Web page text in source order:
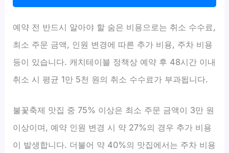
예약 전 반드시 알아야 할 숨은 비용으로는 취소 수수료,
최소 주문 금액, 인원 변경에 따른 추가 비용, 주차 비용
등이 있습니다. 캐치테이블 정책상 예약 후 48시간 이내
취소 시 평균 1만 5천 원의 취소 수수료가 부과됩니다.
불꽃축제 맛집 중 75% 이상은 최소 주문 금액이 3만 원
이상이며, 예약 인원 변경 시 약 27%의 경우 추가 비용
이 발생합니다. 더불어 약 40%의 맛집에서는 주차 비용